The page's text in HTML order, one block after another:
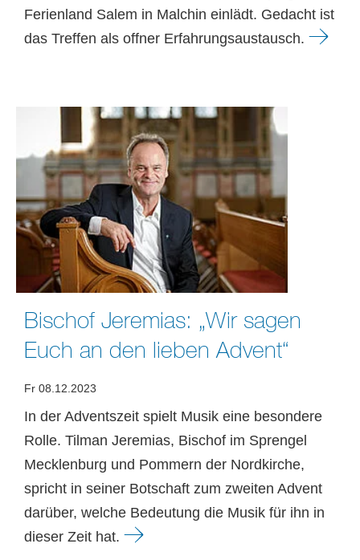
Ferienland Salem in Malchin einlädt. Gedacht ist
das Treffen als offner Erfahrungsaustausch.
Bischof Jeremias: „Wir sagen
Euch an den lieben Advent“
Fr 08.12.2023
In der Adventszeit spielt Musik eine besondere
Rolle. Tilman Jeremias, Bischof im Sprengel
Mecklenburg und Pommern der Nordkirche,
spricht in seiner Botschaft zum zweiten Advent
darüber, welche Bedeutung die Musik für ihn in
dieser Zeit hat.